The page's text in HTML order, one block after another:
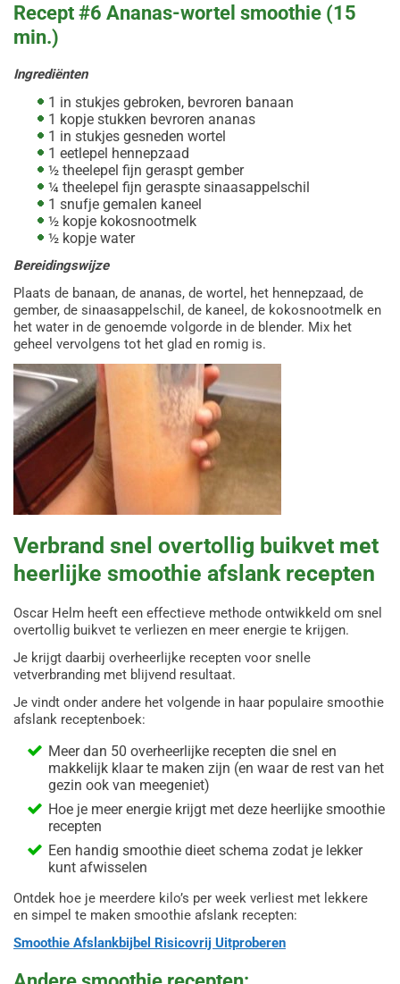
Recept #6 Ananas-wortel smoothie (15
min.)
Ingrediënten
1 in stukjes gebroken, bevroren banaan
1 kopje stukken bevroren ananas
1 in stukjes gesneden wortel
1 eetlepel hennepzaad
½ theelepel fijn geraspt gember
¼ theelepel fijn geraspte sinaasappelschil
1 snufje gemalen kaneel
½ kopje kokosnootmelk
½ kopje water
Bereidingswijze
Plaats de banaan, de ananas, de wortel, het hennepzaad, de
gember, de sinaasappelschil, de kaneel, de kokosnootmelk en
het water in de genoemde volgorde in de blender. Mix het
geheel vervolgens tot het glad en romig is.
Verbrand snel overtollig buikvet met
heerlijke smoothie afslank recepten
Oscar Helm heeft een effectieve methode ontwikkeld om snel
overtollig buikvet te verliezen en meer energie te krijgen.
Je krijgt daarbij overheerlijke recepten voor snelle
vetverbranding met blijvend resultaat.
Je vindt onder andere het volgende in haar populaire smoothie
afslank receptenboek:
Meer dan 50 overheerlijke recepten die snel en
makkelijk klaar te maken zijn (en waar de rest van het
gezin ook van meegeniet)
Hoe je meer energie krijgt met deze heerlijke smoothie
recepten
Een handig smoothie dieet schema zodat je lekker
kunt afwisselen
Ontdek hoe je meerdere kilo’s per week verliest met lekkere
en simpel te maken smoothie afslank recepten:
Smoothie Afslankbijbel Risicovrij Uitproberen